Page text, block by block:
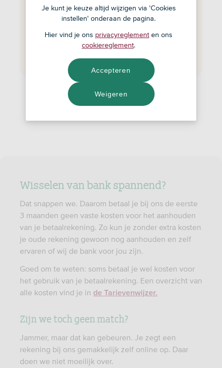
Open rekening
Al klant bij ons?Inloggen en rekening
Wisselen van bank spannend?
Dat snappen we. Daarom betaal je bij ons de eerste
3 maanden geen vaste kosten voor het aanhouden
van je betaalrekening. Zo kun je zonder extra kosten
je oude rekening gewoon nog aanhouden en zelf
ervaren of wij de bank voor jou zijn.​
Goed om te weten: soms betaal je wel kosten voor
het gebruik van je betaalrekening. Een overzicht van
alle kosten vind je in de Tarievenwijzer.
Zijn we toch geen match?
Jammer, maar dat kan gebeuren. Je zegt een
rekening bij ons gemakkelijk zelf online op. Daar
doen we niet moeilijk over.
Je kunt je keuze altijd wijzigen via 'Cookies
instellen' onderaan de pagina.
Hier vind je ons privacyreglement en ons
cookiereglement.
Weigeren
Accepteren